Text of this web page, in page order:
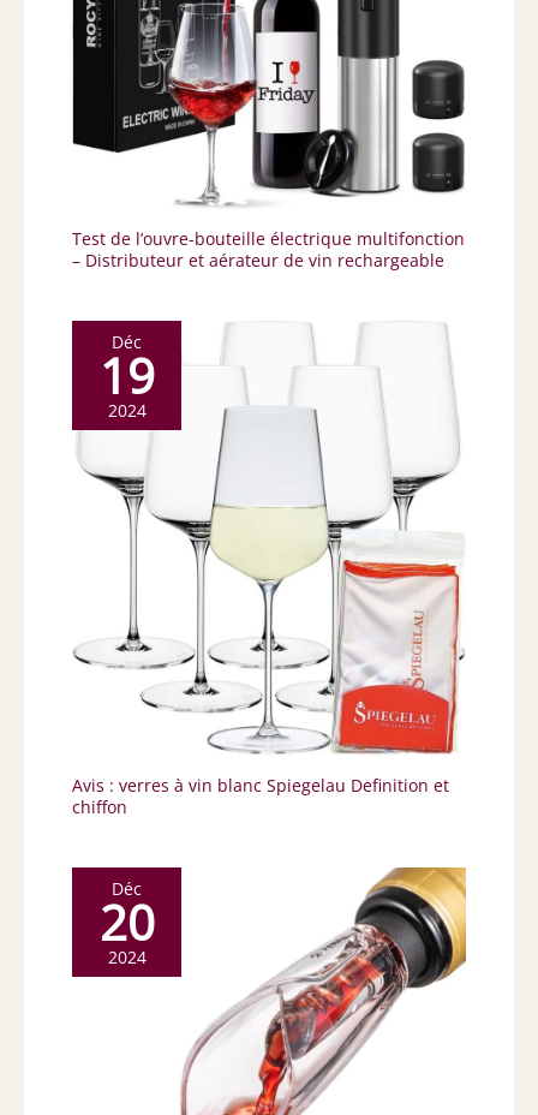
Test de l’ouvre-bouteille électrique multifonction
– Distributeur et aérateur de vin rechargeable
Déc
19
2024
Avis : verres à vin blanc Spiegelau Definition et
chiffon
Déc
20
2024